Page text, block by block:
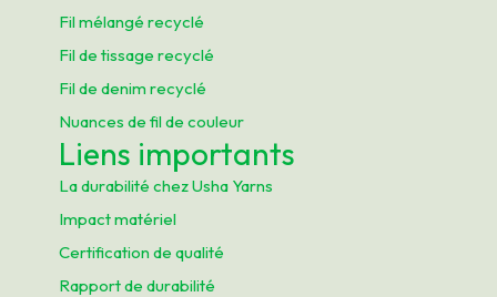
Fil mélangé recyclé
Fil de tissage recyclé
Fil de denim recyclé
Nuances de fil de couleur
Liens importants
La durabilité chez Usha Yarns
Impact matériel
Certification de qualité
Rapport de durabilité